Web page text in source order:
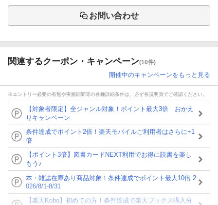
お問い合わせ
関連するクーポン・キャンペーン(10件)
開催中のキャンペーンをもっと見る
※エントリー必要の有無や実施期間等の各種詳細条件は、必ず各説明頁でご確認ください。
【対象者限定】全ジャンル対象！ポイント最大3倍 おかえ
りキャンペーン
条件達成でポイント2倍！楽天モバイルご利用者はさらに+1
倍
【ポイント3倍】図書カードNEXT利用でお得に読書を楽し
もう♪
本・雑誌在庫あり商品対象！条件達成でポイント最大10倍 2
026/8/1-8/31
【楽天Kobo】初めての方！条件達成で楽天ブックス購入分